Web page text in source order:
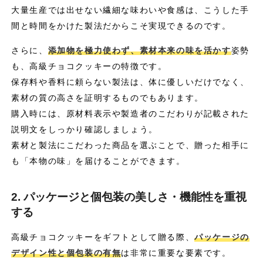
大量生産では出せない繊細な味わいや食感は、こうした手
間と時間をかけた製法だからこそ実現できるのです。
さらに、 添加物を極力使わず、素材本来の味を活かす姿勢
も、高級チョコクッキーの特徴です。
保存料や香料に頼らない製法は、体に優しいだけでなく、
素材の質の高さを証明するものでもあります。
購入時には、原材料表示や製造者のこだわりが記載された
説明文をしっかり確認しましょう。
素材と製法にこだわった商品を選ぶことで、贈った相手に
も「本物の味」を届けることができます。
2. パッケージと個包装の美しさ・機能性を重視
する
高級チョコクッキーをギフトとして贈る際、パッケージの
デザイン性と個包装の有無は非常に重要な要素です。